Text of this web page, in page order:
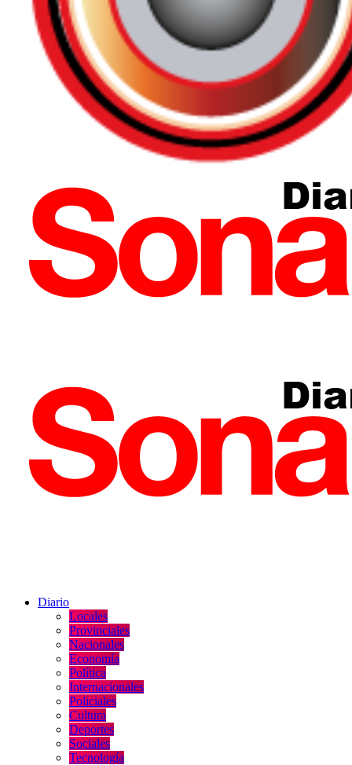
Diario
Locales
Provinciales
Nacionales
Economía
Política
Internacionales
Policiales
Cultura
Deportes
Sociales
Tecnología